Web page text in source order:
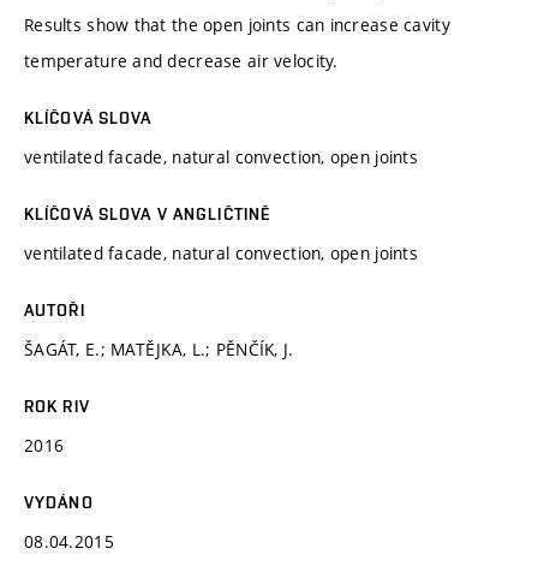
Results show that the open joints can increase cavity
temperature and decrease air velocity.
KLÍČOVÁ SLOVA
ventilated facade, natural convection, open joints
KLÍČOVÁ SLOVA V ANGLIČTINĚ
ventilated facade, natural convection, open joints
AUTOŘI
ŠAGÁT, E.; MATĚJKA, L.; PĚNČÍK, J.
ROK RIV
2016
VYDÁNO
08.04.2015